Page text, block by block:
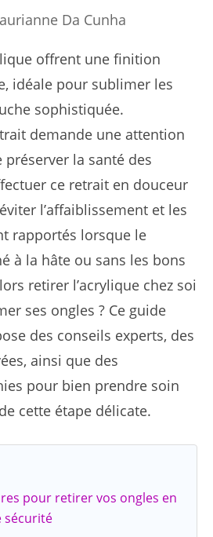
Da Cunha
offrent une finition
idéale pour sublimer les
sophistiquée.
demande une attention
la santé des
ce retrait en douceur
l’affaiblissement et les
rapportés lorsque le
à la hâte ou sans les bons
retirer l’acrylique chez soi
ses ongles ? Ce guide
des conseils experts, des
ainsi que des
pour bien prendre soin
cette étape délicate.
pour retirer vos ongles en
sécurité